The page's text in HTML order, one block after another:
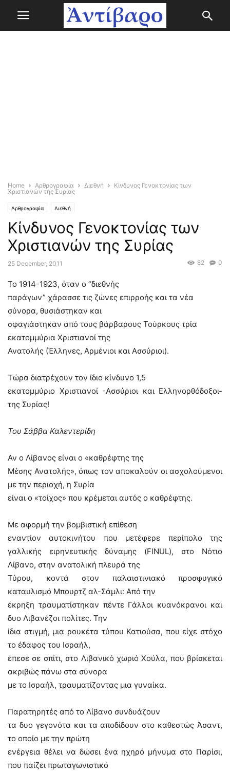
Home Αρθρογραφία Διεθνή
Κίνδυνος Γενοκτονίας των
Χριστιανών της Συρίας
Αρθρογραφία Διεθνή
Κίνδυνος Γενοκτονίας των
Χριστιανών της Συρίας
25 December, 2011 0
82
Το 1914-1923, όταν ο “διεθνής
παράγων” χάρασσε τις ζώνες επιρροής και τα νέα
σύνορα, θυσιάστηκαν και
σφαγιάστηκαν από τους βάρβαρους Τούρκους τρία
εκατομμύρια Χριστιανοί της
Ανατολής (Έλληνες, Αρμένιοι και Ασσύριοι).
Τώρα διατρέχουν τον ίδιο κίνδυνο 1,5
εκατομμύριο Χριστιανοί -Ασσύριοι και Ελληνορθόδοξοι-
της Συρίας!
Του Σάββα Καλεντερίδη
Αν ο Λίβανος είναι ο «καθρέφτης της
Μέσης Ανατολής», όπως τον αποκαλούν οι ασχολούμενοι
με την περιοχή, η Συρία
είναι ο «τοίχος» που κρέμεται αυτός ο καθρέφτης.
Με αφορμή την βομβιστική επίθεση
εναντίον αυτοκινήτου που μετέφερε περίπολο της
γαλλικής ειρηνευτικής δύναμης (FINUL), στο Νότιο
Λίβανο, στην ανατολική πλευρά της
Τύρου, κοντά στον παλαιστινιακό προσφυγικό
καταυλισμό Μπουρτζ αλ-Σάμλι: Από την
έκρηξη τραυματίστηκαν πέντε Γάλλοι κυανόκρανοι και
δυο Λιβανέζοι πολίτες. Την
ίδια στιγμή, μια ρουκέτα τύπου Κατιούσα, που είχε στόχο
το έδαφος του Ισραήλ,
έπεσε σε σπίτι, στο Λιβανικό χωριό Χούλα, που βρίσκεται
ακριβώς πάνω στα σύνορα
με το Ισραήλ, τραυματίζοντας μια γυναίκα.
Παρατηρητές από το Λίβανο συνδυάζουν
τα δυο γεγονότα και τα αποδίδουν στο καθεστώς Άσαντ,
το οποίο με την πρώτη
ενέργεια θέλει να δώσει ένα ηχηρό μήνυμα στο Παρίσι,
που παίζει πρωταγωνιστικό